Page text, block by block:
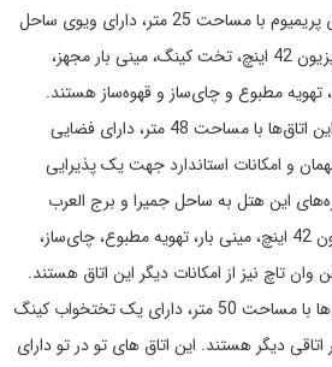
اتاق‌های پریمیوم با مساحت 25 متر، دارای ویوی ساحل
جمیرا، برج العرب، تلویزیون 42 اینچ، تخت کینگ، مینی بار مجهز،
مطبوع و چای‌ساز و قهوه‌ساز هستند.
این اتاق‌ها با مساحت 48 متر، دارای فضایی
و امکانات استاندارد جهت یک پذیرایی
این هتل به ساحل جمیرا و برج العرب
مشرف هستند. تلویزیون 42 اینچ، مینی بار، تهویه مطبوع، چای‌ساز،
تاچ نیز از امکانات دیگر این اتاق هستند.
این اتاق‌ها با مساحت 50 متر، دارای یک تختخواب کینگ
دیگر هستند. این اتاق های تو در تو دارای